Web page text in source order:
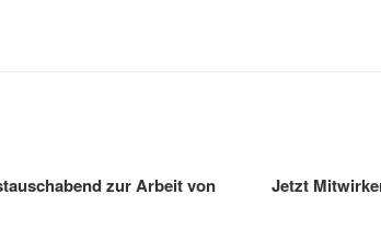
zur Arbeit von
Jetzt